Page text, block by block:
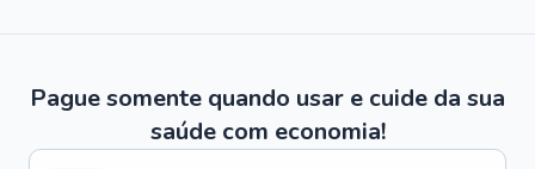
Pague somente quando usar e cuide da sua
saúde com economia!